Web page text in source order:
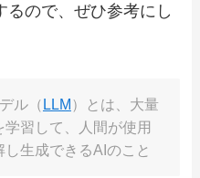
るので、ぜひ参考にし
ル（LLM）とは、大量
習して、人間が使用
生成できるAIのこと